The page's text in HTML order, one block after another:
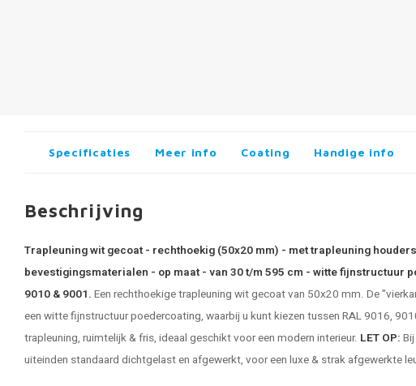
Specificaties Meer info Coating Handige info
Beschrijving
Trapleuning wit gecoat - rechthoekig (50x20 mm) - met trapleuning
bevestigingsmaterialen - op maat - van 30 t/m 595 cm - witte fijnstructuur
9010 & 9001. Een rechthoekigetrapleuning wit gecoat van 50x20 mm. De
een witte fijnstructuur poedercoating, waarbij u kunt kiezen tussen RAL 9016,
trapleuning, ruimtelijk & fris, ideaal geschikt voor een modern interieur. LET OP:
uiteinden standaard dichtgelast en afgewerkt, voor een luxe & strak afgewerkte